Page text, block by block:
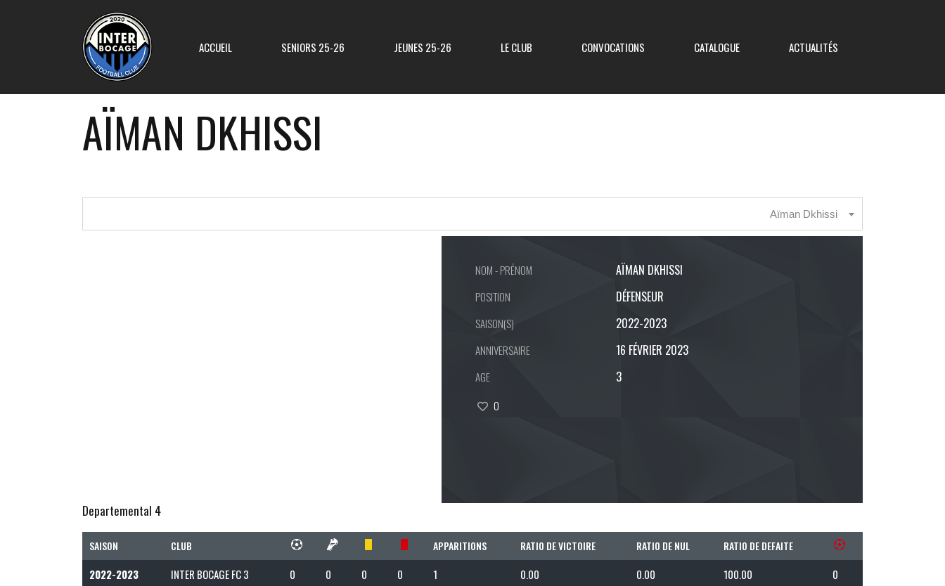
ACCUEIL SENIORS 25-26
Equipe 2
Equipe 3
Resultats Div 3
Resultats Div 4
Classement Div 3
Classement Div 4
Coupe Nouvelle Aquitaine
Coupe des Deux-Sèvres
JEUNES 25-26 LE CLUB CONVOCATIONS CATALOGUE ACTUALITÉS
AÏMAN DKHISSI
Aïman Dkhissi
NOM - PRÉNOM AÏMAN DKHISSI
POSITION DÉFENSEUR
SAISON(S) 2022-2023
ANNIVERSAIRE 16 FÉVRIER 2023
AGE 3
0
Departemental 4
SAISON CLUB APPARITIONS RATIO DE VICTOIRE RATIO DE NUL RATIO DE DEFAITE
2022-2023 INTER BOCAGE FC 3 0 0 0 0 1 0.00 0.00 100.00
0